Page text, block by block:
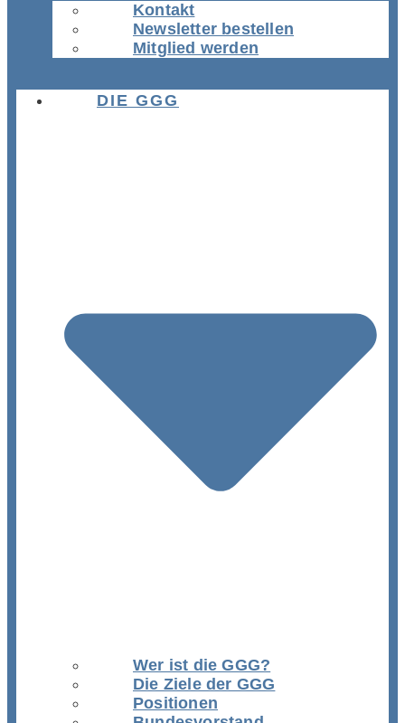
Kontakt
Newsletter bestellen
Mitglied werden
DIE GGG
Wer ist die GGG?
Die Ziele der GGG
Positionen